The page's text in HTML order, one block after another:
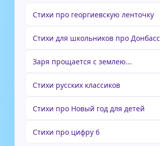
Стихи про георгиевскую ленточку
Стихи для школьников про Донбасс
Заря прощается с землею...
Стихи русских классиков
Стихи про Новый год для детей
Стихи про цифру 6